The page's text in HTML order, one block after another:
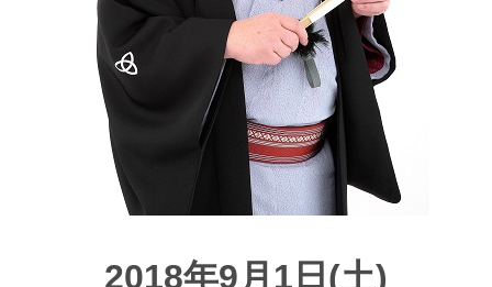
2018年9月1日(土)